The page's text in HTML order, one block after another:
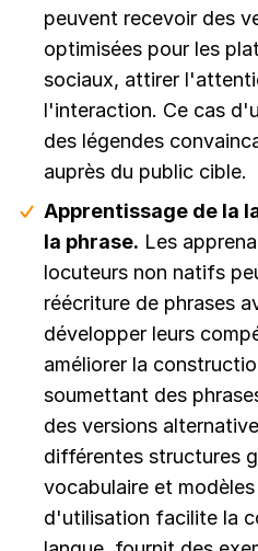
peuvent recevoir des
optimisées pour les
sociaux, attirer
l'interaction. Ce cas
des légendes
auprès du public cible.
Apprentissage de la
la phrase. Les
locuteurs non natifs
réécriture de phrases
développer leurs
améliorer la
soumettant des
des versions
différentes structures
vocabulaire et
d'utilisation facilite la